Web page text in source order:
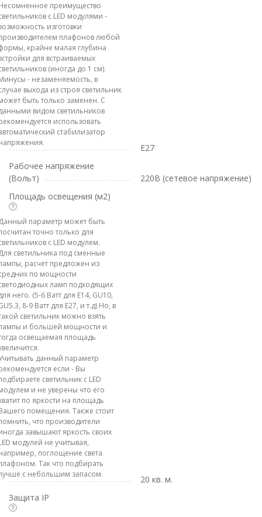
преимущество
с LED модулями -
изготовки
плафонов любой
крайне малая глубина
для встраиваемых
(иногда до 1 см).
- незаменяемость, в
выхода из строя светильник
быть только заменен. С
видом светильников
использовать
стабилизатор
E27
Рабочее напряжение
(Вольт)
220В (сетевое напряжение)
Площадь освещения (м2)
параметр может быть
точно только для
с LED модулем.
светильника под сменные
расчет предложен из
по мощности
ламп подходящих
него. (5-6 Ватт для E14, GU10,
8-9 Ватт для E27, и т.д) Но, в
светильник можно взять
и большей мощности и
освещаемая площадь
данный параметр
если - Вы
светильник с LED
и не уверены что его
по яркости на площадь
помещения. Также стоит
что производители
завышают яркость своих
модулей не учитывая,
поглощение света
Так что подбирать
с небольшим запасом.
20 кв. м.
Защита IP